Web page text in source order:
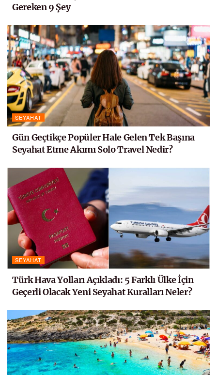
Gereken 9 Şey
SEYAHAT
Gün Geçtikçe Popüler Hale Gelen Tek Başına
Seyahat Etme Akımı Solo Travel Nedir?
SEYAHAT
Türk Hava Yolları Açıkladı: 5 Farklı Ülke İçin
Geçerli Olacak Yeni Seyahat Kuralları Neler?